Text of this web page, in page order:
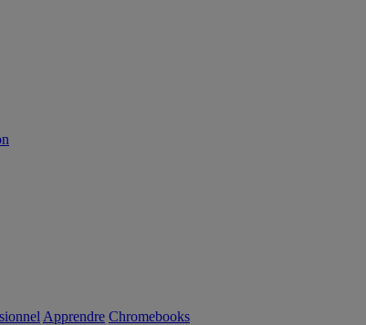
Apprendre Chromebooks